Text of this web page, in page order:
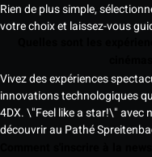
Rien de plus simple,
votre choix et laissez-vous
Vivez des expériences
innovations technologiques
4DX. \"Feel like a star!\" avec
découvrir au Pathé